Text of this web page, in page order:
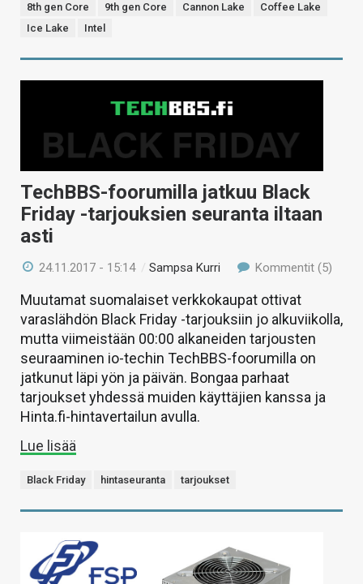
8th gen Core 9th gen Core Cannon Lake
Coffee Lake
Ice Lake
Intel
TechBBS-foorumilla jatkuu Black
Friday -tarjouksien seuranta iltaan
asti
24.11.2017 - 15:14 /Sampsa Kurri Kommentit (5)
Muutamat suomalaiset verkkokaupat ottivat
varaslähdön Black Friday -tarjouksiin jo alkuviikolla,
mutta viimeistään 00:00 alkaneiden tarjousten
seuraaminen io-techin TechBBS-foorumilla on
jatkunut läpi yön ja päivän. Bongaa parhaat
tarjoukset yhdessä muiden käyttäjien kanssa ja
Hinta.fi-hintavertailun avulla.
Lue lisää
Black Friday hintaseuranta tarjoukset